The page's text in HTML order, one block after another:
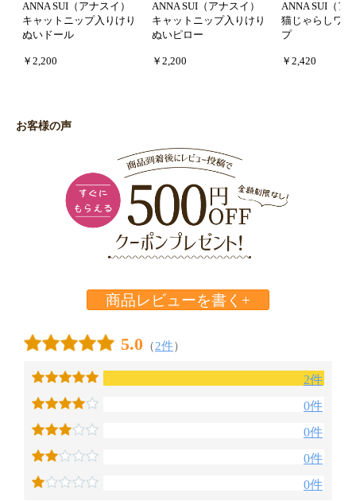
ANNA SUI（アナスイ）
キャットニップ入りけり
ぬいドール
￥2,200
ANNA SUI（アナスイ）
キャットニップ入りけり
ぬいピロー
￥2,200
ANNA SUI（ア
猫じゃらしワ
プ
￥2,420
お客様の声
商品レビューを書く+
5.0 （2件）
2件
0件
0件
0件
0件